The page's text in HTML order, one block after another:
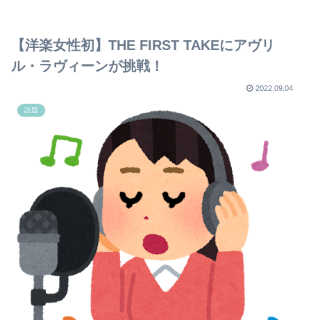
【悲報】琵琶湖三市同時花火大会、開催中止を発表→自治体が「そんな花火大会知らない」と公式声明
【画像】佐々木希そっくりの女子高生ｗｗｗｗｗ
【洋楽女性初】THE FIRST TAKEにアヴリ
ル・ラヴィーンが挑戦！
2022.09.04
話題